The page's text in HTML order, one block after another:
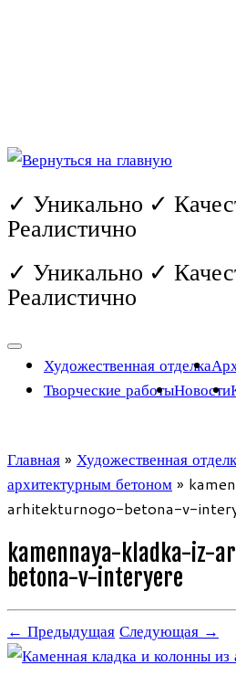
✓ Уникально ✓
Реалистично
✓ Уникально ✓
Реалистично
Художественная отделка
Творческие работыНовости
Главная » Художественная
архитектурным бетоном »
arhitekturnogo-betona-v-
kamennaya-kladka-iz-
betona-v-interyere
← Предыдущая Следующая →